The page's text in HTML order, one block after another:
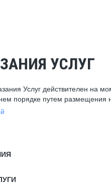
УСЛУГ
Услуг действителен на
порядке путем размещения